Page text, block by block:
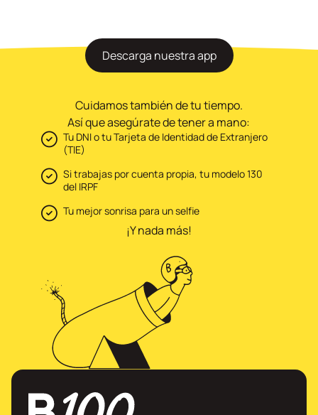
Descarga nuestra app
Cuidamos también de tu tiempo.
Así que asegúrate de tener a mano:
Tu DNI o tu Tarjeta de Identidad de Extranjero
(TIE)
Si trabajas por cuenta propia, tu modelo 130
del IRPF
Tu mejor sonrisa para un selfie
¡Y nada más!